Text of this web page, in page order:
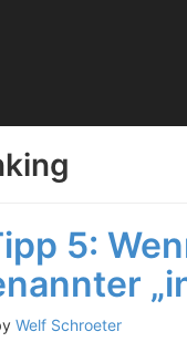
5:
Welf Schroeter